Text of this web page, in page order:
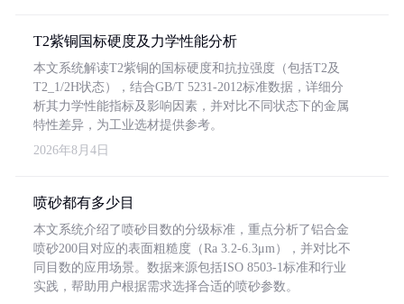
T2紫铜国标硬度及力学性能分析
本文系统解读T2紫铜的国标硬度和抗拉强度（包括T2及
T2_1/2H状态），结合GB/T 5231-2012标准数据，详细分
析其力学性能指标及影响因素，并对比不同状态下的金属
特性差异，为工业选材提供参考。
2026年8月4日
喷砂都有多少目
本文系统介绍了喷砂目数的分级标准，重点分析了铝合金
喷砂200目对应的表面粗糙度（Ra 3.2-6.3μm），并对比不
同目数的应用场景。数据来源包括ISO 8503-1标准和行业
实践，帮助用户根据需求选择合适的喷砂参数。